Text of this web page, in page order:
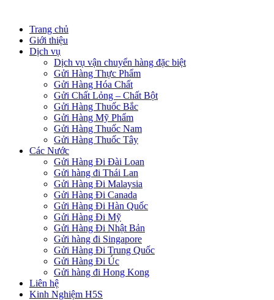
Trang chủ
Giới thiệu
Dịch vụ
Dịch vụ vận chuyển hàng đặc biệt
Gửi Hàng Thực Phẩm
Gửi Hàng Hóa Chất
Gửi Chất Lỏng – Chất Bột
Gửi Hàng Thuốc Bắc
Gửi Hàng Mỹ Phẩm
Gửi Hàng Thuốc Nam
Gửi Hàng Thuốc Tây
Các Nước
Gửi Hàng Đi Đài Loan
Gửi hàng đi Thái Lan
Gửi Hàng Đi Malaysia
Gửi Hàng Đi Canada
Gửi Hàng Đi Hàn Quốc
Gửi Hàng Đi Mỹ
Gửi Hàng Đi Nhật Bản
Gửi hàng đi Singapore
Gửi Hàng Đi Trung Quốc
Gửi Hàng Đi Úc
Gửi hàng đi Hong Kong
Liên hệ
Kinh Nghiệm H5S